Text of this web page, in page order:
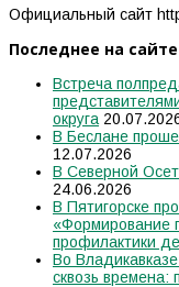
Официальный сайт
Последнее на сайте
Встреча
округа
В Беслане
12.07.2026
В Северной
24.06.2026
В Пятигорске
«Формирование
профилактики
Во
сквозь времена: